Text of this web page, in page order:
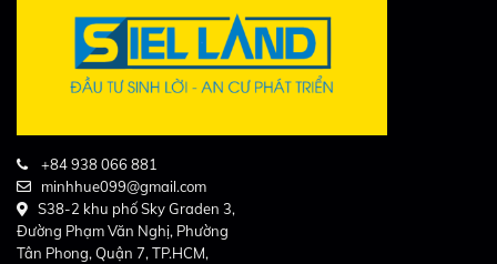
+84 938 066 881
minhhue099@gmail.com
S38-2 khu phố Sky Graden 3,
Đường Phạm Văn Nghị, Phường
Tân Phong, Quận 7, TP.HCM,